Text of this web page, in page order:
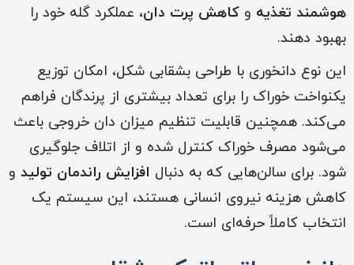
هوشمند تغذیه و کاهش پرت دان، عملکرد گله خود را
بهبود دهند.
این نوع دانخوری با طراحی بشقابی شکل، امکان توزیع
یکنواخت خوراک را برای تعداد بیشتری از پرندگان فراهم
می‌کند. همچنین قابلیت تنظیم میزان دان خروجی باعث
می‌شود مصرف خوراک کنترل شده و از اتلاف جلوگیری
شود. برای سالن‌هایی که به دنبال افزایش راندمان تولید و
کاهش هزینه نیروی انسانی هستند، این سیستم یک
انتخاب کاملاً حرفه‌ای است.